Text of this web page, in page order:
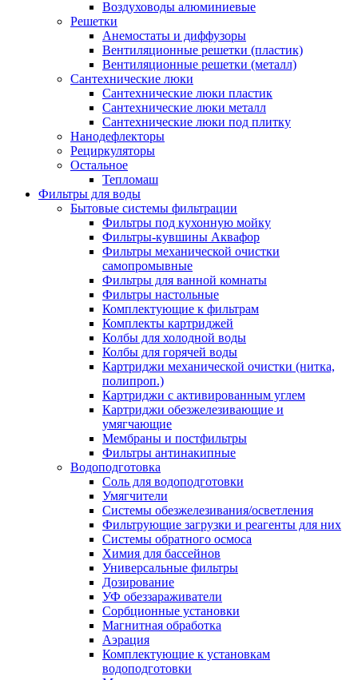
Воздуховоды алюминиевые
Решетки
Анемостаты и диффузоры
Вентиляционные решетки (пластик)
Вентиляционные решетки (металл)
Сантехнические люки
Сантехнические люки пластик
Сантехнические люки металл
Сантехнические люки под плитку
Нанодефлекторы
Рециркуляторы
Остальное
Тепломаш
Фильтры для воды
Бытовые системы фильтрации
Фильтры под кухонную мойку
Фильтры-кувшины Аквафор
Фильтры механической очистки
самопромывные
Фильтры для ванной комнаты
Фильтры настольные
Комплектующие к фильтрам
Комплекты картриджей
Колбы для холодной воды
Колбы для горячей воды
Картриджи механической очистки (нитка,
полипроп.)
Картриджи с активированным углем
Картриджи обезжелезивающие и
умягчающие
Мембраны и постфильтры
Фильтры антинакипные
Водоподготовка
Соль для водоподготовки
Умягчители
Системы обезжелезивания/осветления
Фильтрующие загрузки и реагенты для них
Системы обратного осмоса
Химия для бассейнов
Универсальные фильтры
Дозирование
УФ обеззараживатели
Сорбционные установки
Магнитная обработка
Аэрация
Комплектующие к установкам
водоподготовки